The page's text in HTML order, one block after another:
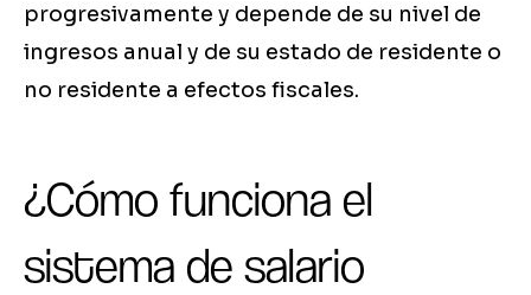
progresivamente y depende de su nivel de
ingresos anual y de su estado de residente o
no residente a efectos fiscales.
¿Cómo funciona el
sistema de salario